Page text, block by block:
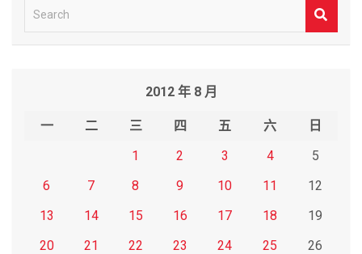
e
2012 年 8 月
一 二 三 四 五 六
日
1
2 3 4
5
6
7 8 9 10 11
12
13
14 15 16 17 18
19
20
21 22 23 24 25
26